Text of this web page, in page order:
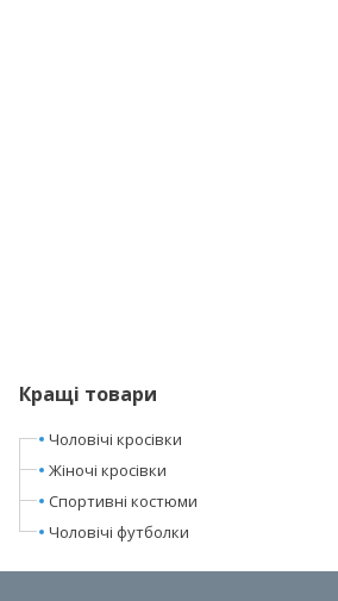
Кращі товари
Чоловічі кросівки
Жіночі кросівки
Спортивні костюми
Чоловічі футболки